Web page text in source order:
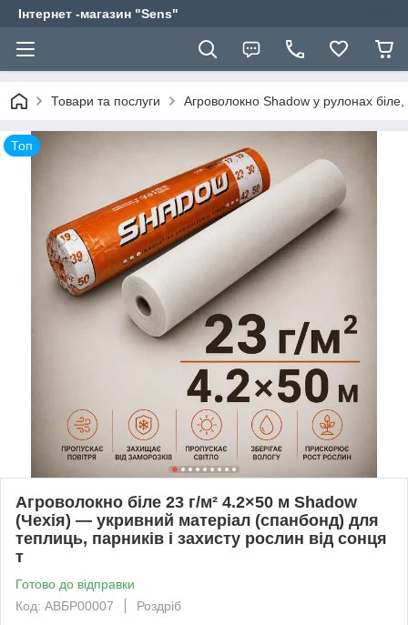
Інтернет -магазин "Sens"
Товари та послуги Агроволокно Shadow у рулонах
Топ
Агроволокно біле 23 г/м² 4.2×50 м Shadow
(Чехія) — укривний матеріал (спанбонд) для
теплиць, парників і захисту рослин від сонця
т
Готово до відправки
Код: АВБР00007
Роздріб